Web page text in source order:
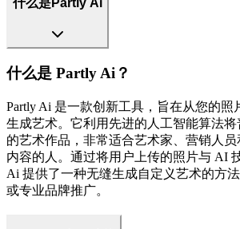
什么是Partly Ai
什么是 Partly Ai？
Partly Ai 是一款创新工具，旨在从您的照
生成艺术。它利用先进的人工智能算法
的艺术作品，非常适合艺术家、营销人
内容的人。通过将用户上传的照片与 AI
Ai 提供了一种无缝生成自定义艺术的方
或专业品牌推广。